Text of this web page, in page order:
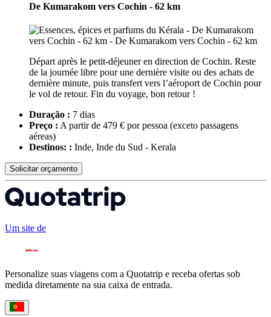
De Kumarakom vers Cochin - 62 km
Départ après le petit-déjeuner en direction de Cochin. Reste
de la journée libre pour une dernière visite ou des achats de
dernière minute, puis transfert vers l’aéroport de Cochin pour
le vol de retour. Fin du voyage, bon retour !
Duração : 7 dias
Preço : A partir de 479 € por pessoa (exceto passagens
aéreas)
Destinos: : Inde, Inde du Sud - Kerala
Solicitar orçamento
Um site de
Personalize suas viagens com a Quotatrip e receba ofertas sob
medida diretamente na sua caixa de entrada.